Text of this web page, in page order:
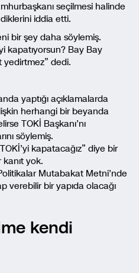
seçilmesi halinde
iddia etti.
bir şey daha söylemiş.
kapatıyorsun? Bay Bay
yedirtmez” dedi.
yaptığı açıklamalarda
herhangi bir beyanda
TOKİ Başkanı’nı
söylemiş.
kapatacağız” diye bir
kanıt yok.
Mutabakat Metni’nde
verebilir bir yapıda olacağı
kendi